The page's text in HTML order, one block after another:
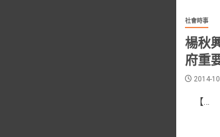
社會時事
楊秋
府重
2014-
【…